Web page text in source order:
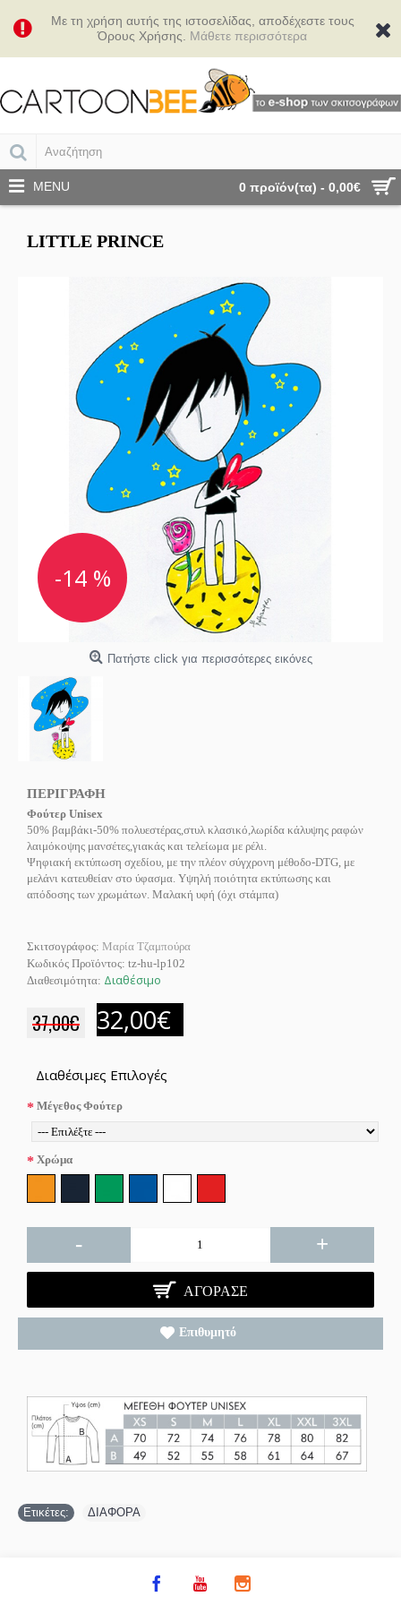
Με τη χρήση αυτής της ιστοσελίδας, αποδέχεστε τους
Όρους Χρήσης. Μάθετε περισσότερα
0 προϊόν(τα) - 0,00€
MENU
LITTLE PRINCE
-14 %
Πατήστε click για περισσότερες εικόνες
ΠΕΡΙΓΡΑΦΗ
Φούτερ Unisex
50% βαμβάκι-50% πολυεστέρας,στυλ κλασικό,λωρίδα κάλυψης ραφών
λαιμόκοψης μανσέτες,γιακάς και τελείωμα με ρέλι.
Ψηφιακή εκτύπωση σχεδίου, με την πλέον σύγχρονη μέθοδο-DTG, με
μελάνι κατευθείαν στο ύφασμα. Υψηλή ποιότητα εκτύπωσης και
απόδοσης των χρωμάτων. Μαλακή υφή (όχι στάμπα)
Σκιτσογράφος: Μαρία Τζαμπούρα
Κωδικός Προϊόντος: tz-hu-lp102
Διαθεσιμότητα: Διαθέσιμο
37,00€ 32,00€
Διαθέσιμες Επιλογές
Μέγεθος Φούτερ
Χρώμα
- +
ΑΓΌΡΑΣΕ
Επιθυμητό
Ετικέτες: ΔΙΑΦΟΡΑ